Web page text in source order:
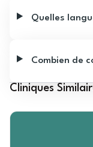
Quelles
Combien de
Cliniques